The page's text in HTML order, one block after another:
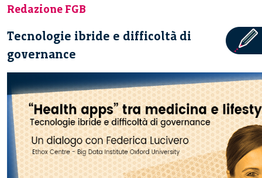
Redazione FGB
Tecnologie ibride e difficoltà di
governance